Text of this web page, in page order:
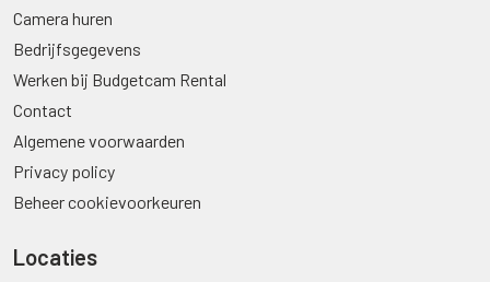
Camera huren
Bedrijfsgegevens
Werken bij Budgetcam Rental
Contact
Algemene voorwaarden
Privacy policy
Beheer cookievoorkeuren
Locaties